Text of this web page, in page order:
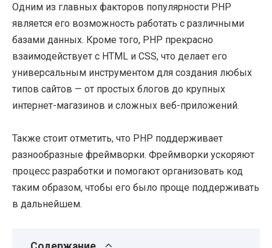
Одним из главных факторов популярности PHP
является его возможность работать с различными
базами данных. Кроме того, PHP прекрасно
взаимодействует с HTML и CSS, что делает его
универсальным инструментом для создания любых
типов сайтов — от простых блогов до крупных
интернет-магазинов и сложных веб-приложений.
Также стоит отметить, что PHP поддерживает
разнообразные фреймворки. Фреймворки ускоряют
процесс разработки и помогают организовать код
таким образом, чтобы его было проще поддерживать
в дальнейшем.